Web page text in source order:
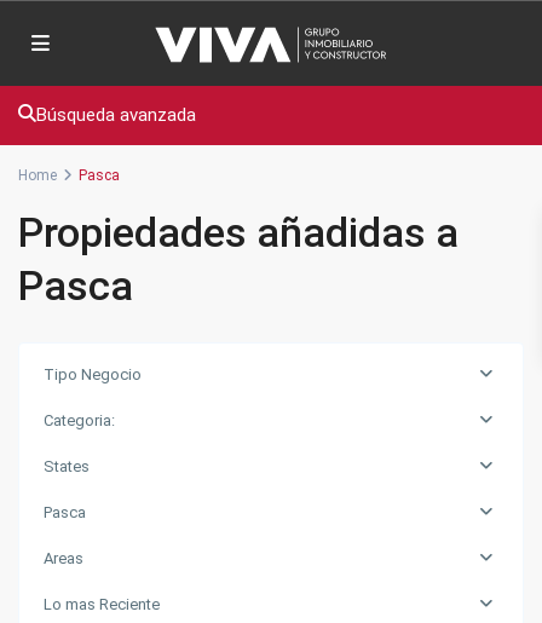
Búsqueda avanzada
Home Pasca
Propiedades añadidas a
Pasca
Tipo Negocio
Categoria:
States
Pasca
Areas
Lo mas Reciente
la